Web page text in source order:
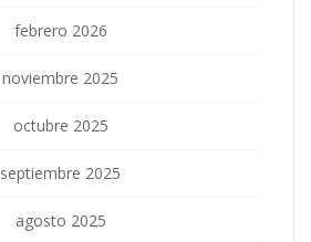
febrero 2026
noviembre 2025
octubre 2025
septiembre 2025
agosto 2025